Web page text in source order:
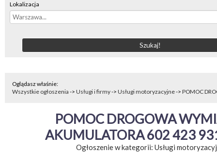
Lokalizacja
Oglądasz właśnie:
Wszystkie ogłoszenia -> Usługi i firmy-> Usługi motoryzacyjne-> POMOC
POMOC DROGOWA
AKUMULATORA 602 423
Ogłoszenie w kategorii: Usługi